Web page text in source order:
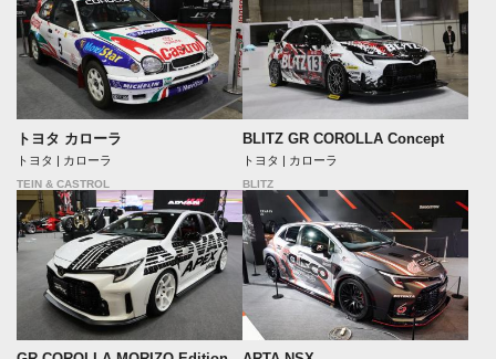
トヨタ カローラ
トヨタ | カローラ
TEIN & CASTROL
BLITZ GR COROLLA Concept
トヨタ | カローラ
BLITZ